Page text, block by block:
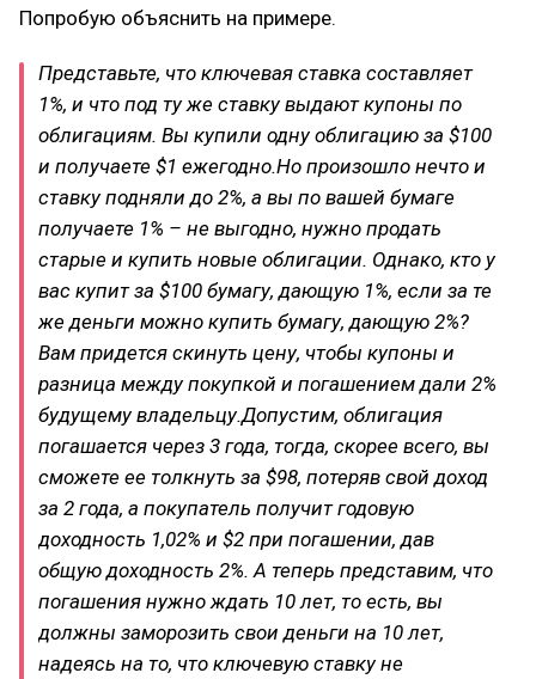
Попробую объяснить на примере.
Представьте, что ключевая ставка составляет
1%, и что под ту же ставку выдают купоны по
облигациям. Вы купили одну облигацию за $100
и получаете $1 ежегодно.Но произошло нечто и
ставку подняли до 2%, а вы по вашей бумаге
получаете 1% – не выгодно, нужно продать
старые и купить новые облигации. Однако, кто у
вас купит за $100 бумагу, дающую 1%, если за те
же деньги можно купить бумагу, дающую 2%?
Вам придется скинуть цену, чтобы купоны и
разница между покупкой и погашением дали 2%
будущему владельцу.Допустим, облигация
погашается через 3 года, тогда, скорее всего, вы
сможете ее толкнуть за $98, потеряв свой доход
за 2 года, а покупатель получит годовую
доходность 1,02% и $2 при погашении, дав
общую доходность 2%. А теперь представим, что
погашения нужно ждать 10 лет, то есть, вы
должны заморозить свои деньги на 10 лет,
надеясь на то, что ключевую ставку не